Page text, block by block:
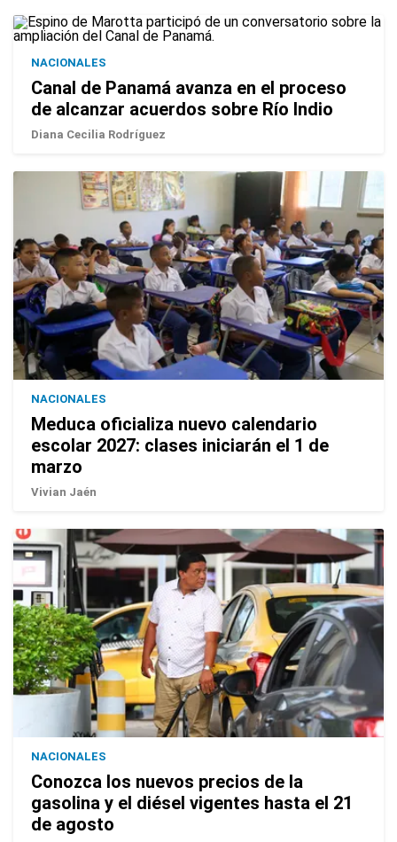
NACIONALES
Canal de Panamá avanza en el proceso
de alcanzar acuerdos sobre Río Indio
Diana Cecilia Rodríguez
NACIONALES
Meduca oficializa nuevo calendario
escolar 2027: clases iniciarán el 1 de
marzo
Vivian Jaén
NACIONALES
Conozca los nuevos precios de la
gasolina y el diésel vigentes hasta el 21
de agosto